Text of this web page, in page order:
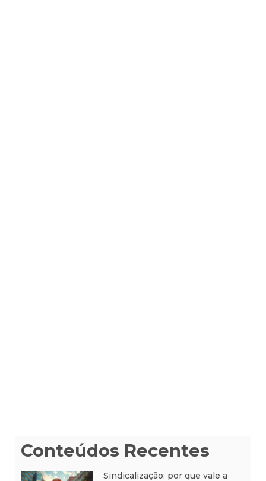
Conteúdos Recentes
Sindicalização: por que vale a